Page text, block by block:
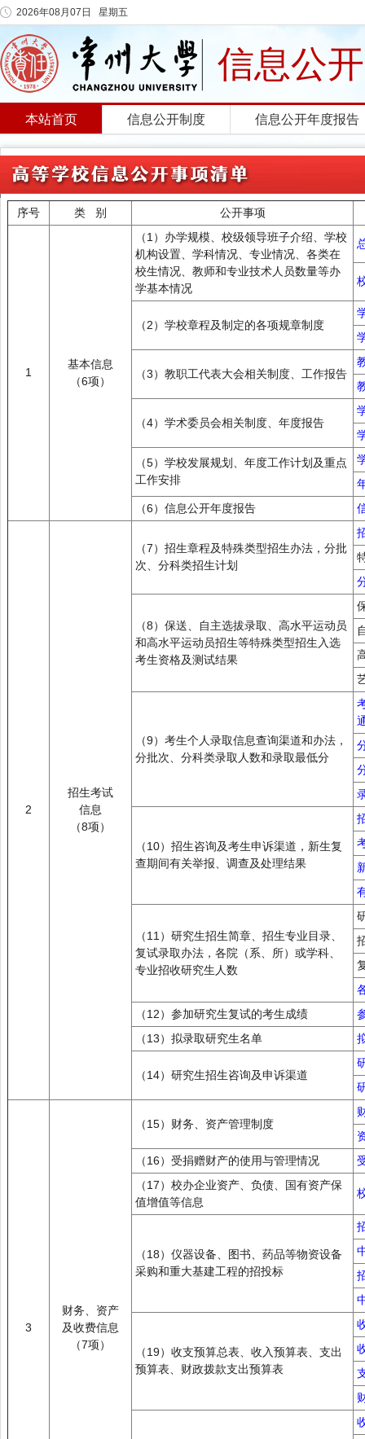
2026年08月07日 星期五
信息公开
本站首页 信息公开制度 信息公开年度报告
序号 类 别 公开事项
1
基本信息
（6项）
（1）办学规模、校级领导班子介绍、学校
机构设置、学科情况、专业情况、各类在
校生情况、教师和专业技术人员数量等办
学基本情况
（2）学校章程及制定的各项规章制度
（3）教职工代表大会相关制度、工作报告
（4）学术委员会相关制度、年度报告
（5）学校发展规划、年度工作计划及重点
工作安排
（6）信息公开年度报告
2
招生考试
信息
（8项）
（7）招生章程及特殊类型招生办法，分批
次、分科类招生计划
（8）保送、自主选拔录取、高水平运动员
和高水平运动员招生等特殊类型招生入选
考生资格及测试结果
（9）考生个人录取信息查询渠道和办法，
分批次、分科类录取人数和录取最低分
（10）招生咨询及考生申诉渠道，新生复
查期间有关举报、调查及处理结果
（11）研究生招生简章、招生专业目录、
复试录取办法，各院（系、所）或学科、
专业招收研究生人数
（12）参加研究生复试的考生成绩
（13）拟录取研究生名单
（14）研究生招生咨询及申诉渠道
3
财务、资产
及收费信息
（7项）
（15）财务、资产管理制度
（16）受捐赠财产的使用与管理情况
（17）校办企业资产、负债、国有资产保
值增值等信息
（18）仪器设备、图书、药品等物资设备
采购和重大基建工程的招投标
（19）收支预算总表、收入预算表、支出
预算表、财政拨款支出预算表